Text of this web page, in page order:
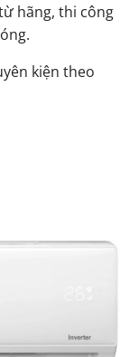
hãng, thi công
kiện theo